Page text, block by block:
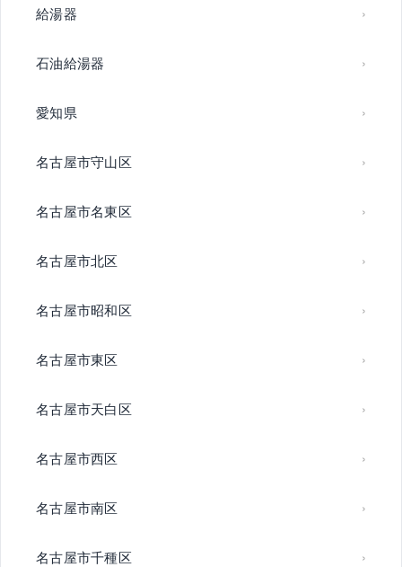
給湯器
石油給湯器
愛知県
名古屋市守山区
名古屋市名東区
名古屋市北区
名古屋市昭和区
名古屋市東区
名古屋市天白区
名古屋市西区
名古屋市南区
名古屋市千種区